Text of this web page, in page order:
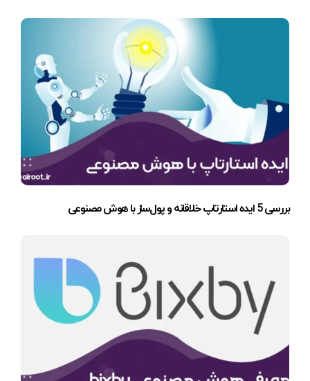
بررسی 5 ایده استارتاپ خلاقانه و پول‌ساز با هوش مصنوعی